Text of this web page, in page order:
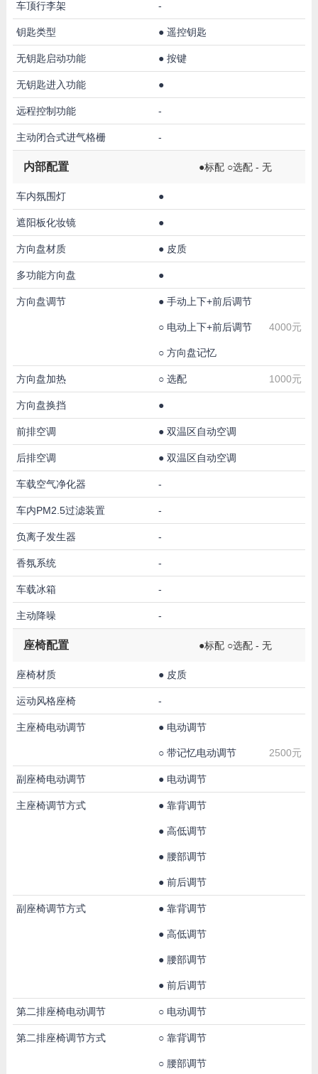
车顶行李架 -
钥匙类型 ● 遥控钥匙
无钥匙启动功能 ● 按键
无钥匙进入功能 ●
远程控制功能 -
主动闭合式进气格栅 -
内部配置 ●标配 ○选配 - 无
车内氛围灯 ●
遮阳板化妆镜 ●
方向盘材质 ● 皮质
多功能方向盘 ●
方向盘调节 ● 手动上下+前后调节
○ 电动上下+前后调节 4000元
○ 方向盘记忆
方向盘加热 ○ 选配 1000元
方向盘换挡 ●
前排空调 ● 双温区自动空调
后排空调 ● 双温区自动空调
车载空气净化器 -
车内PM2.5过滤装置 -
负离子发生器 -
香氛系统 -
车载冰箱 -
主动降噪 -
座椅配置 ●标配 ○选配 - 无
座椅材质 ● 皮质
运动风格座椅 -
主座椅电动调节 ● 电动调节
○ 带记忆电动调节 2500元
副座椅电动调节 ● 电动调节
主座椅调节方式 ● 靠背调节
● 高低调节
● 腰部调节
● 前后调节
副座椅调节方式 ● 靠背调节
● 高低调节
● 腰部调节
● 前后调节
第二排座椅电动调节 ○ 电动调节
第二排座椅调节方式 ○ 靠背调节
○ 腰部调节